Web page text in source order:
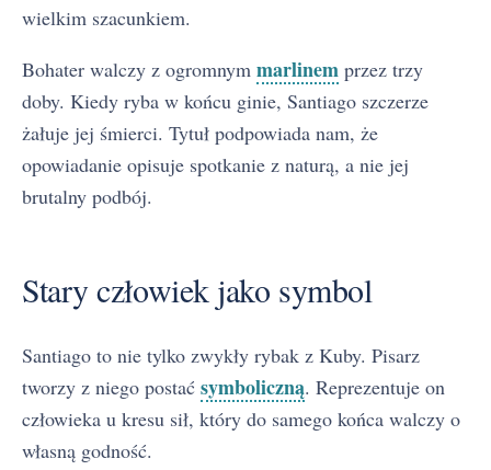
wielkim szacunkiem.
Bohater walczy z ogromnym marlinem przez trzy
doby. Kiedy ryba w końcu ginie, Santiago szczerze
żałuje jej śmierci. Tytuł podpowiada nam, że
opowiadanie opisuje spotkanie z naturą, a nie jej
brutalny podbój.
Stary człowiek jako symbol
Santiago to nie tylko zwykły rybak z Kuby. Pisarz
tworzy z niego postać symboliczną. Reprezentuje on
człowieka u kresu sił, który do samego końca walczy o
własną godność.